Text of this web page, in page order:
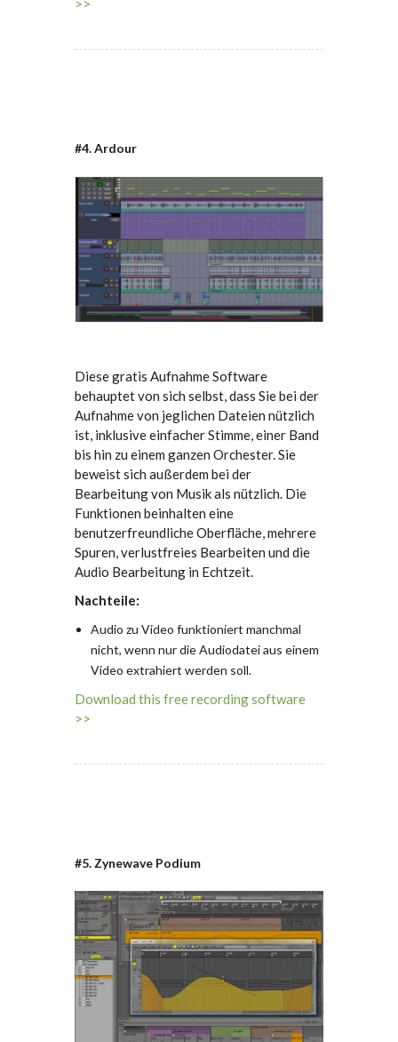
>>
#4. Ardour
Diese gratis Aufnahme Software
behauptet von sich selbst, dass Sie bei der
Aufnahme von jeglichen Dateien nützlich
ist, inklusive einfacher Stimme, einer Band
bis hin zu einem ganzen Orchester. Sie
beweist sich außerdem bei der
Bearbeitung von Musik als nützlich. Die
Funktionen beinhalten eine
benutzerfreundliche Oberfläche, mehrere
Spuren, verlustfreies Bearbeiten und die
Audio Bearbeitung in Echtzeit.
Nachteile:
Audio zu Video funktioniert manchmal
nicht, wenn nur die Audiodatei aus einem
Video extrahiert werden soll.
Download this free recording software
>>
#5. Zynewave Podium